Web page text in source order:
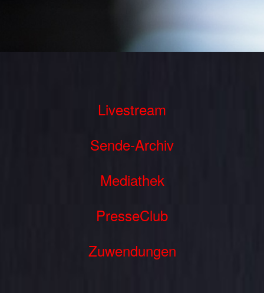
Livestream
Sende-Archiv
Mediathek
PresseClub
Zuwendungen